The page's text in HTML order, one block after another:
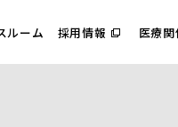
ルーム 採用情報
（別
ィ
医療
（別
ィ